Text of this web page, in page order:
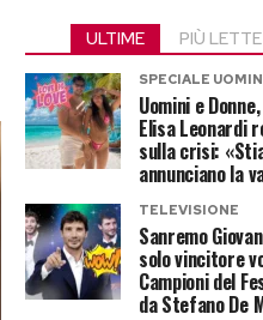
ULTIME PIÙ LETTE
SPECIALE
Uomini e
Elisa Leonardi
sulla crisi:
annunciano la
TELEVISIONE
Sanremo
solo vincitore
Campioni del
da Stefano De